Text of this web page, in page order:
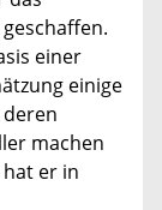
einer
einige
machen
er in